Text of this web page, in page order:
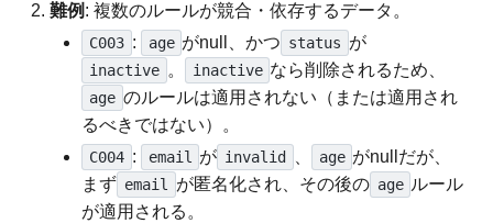
難例 : 複数のルールが競合・依存するデータ。
C003 : age がnull、かつ status が
inactive 。 inactive なら削除されるため、
age のルールは適用されない（または適用され
るべきではない）。
C004 : email が invalid age がnullだが、
まず email が匿名化され、その後の age ルール
が適用される。